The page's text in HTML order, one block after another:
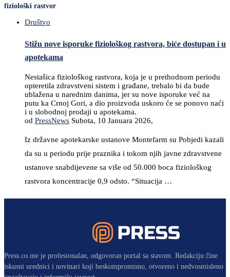
fiziološki rastvor
Društvo
Stižu nove isporuke fiziološkog rastvora, biće dostupan i u
apotekama
Nestašica fiziološkog rastvora, koja je u prethodnom periodu
opteretila zdravstveni sistem i građane, trebalo bi da bude
ublažena u narednim danima, jer su nove isporuke već na
putu ka Crnoj Gori, a dio proizvoda uskoro će se ponovo naći
i u slobodnoj prodaji u apotekama.
od PressNews Subota, 10 Januara 2026,
Iz državne apotekarske ustanove Montefarm su Pobjedi kazali
da su u periodu prije praznika i tokom njih javne zdravstvene
ustanove snabdijevene sa više od 50.000 boca fiziološkog
rastvora koncentracije 0,9 odsto. “Situacija …
Press.co.me je profesionalan, odgovoran portal sa stavom. Redakciju čine
iskusni urednici i novinari koji beskompromisno, otvoreno i nedvosmisleno